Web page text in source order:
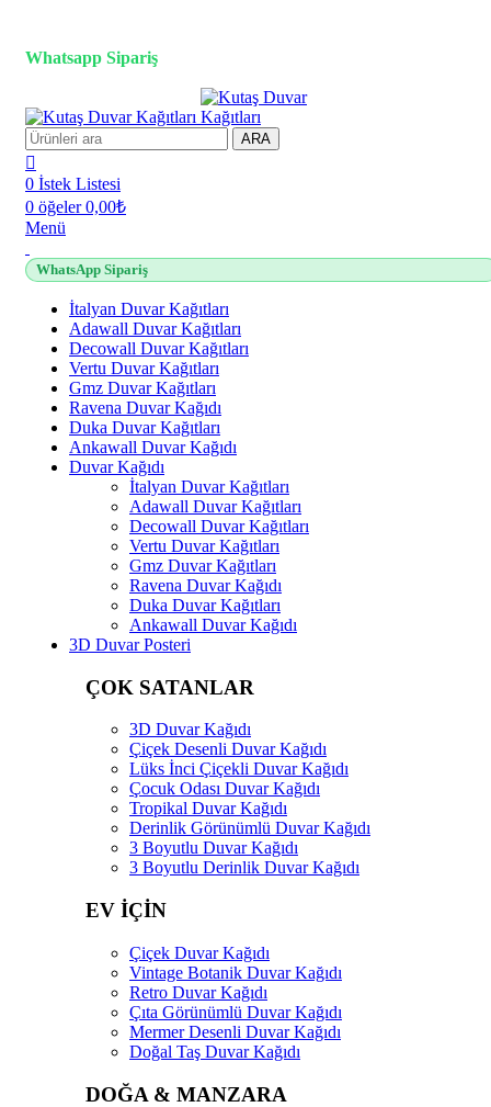
Whatsapp Sipariş
ARA
0 İstek Listesi
0 öğeler 0,00₺
Menü
WhatsApp Sipariş
İtalyan Duvar Kağıtları
Adawall Duvar Kağıtları
Decowall Duvar Kağıtları
Vertu Duvar Kağıtları
Gmz Duvar Kağıtları
Ravena Duvar Kağıdı
Duka Duvar Kağıtları
Ankawall Duvar Kağıdı
Duvar Kağıdı
İtalyan Duvar Kağıtları
Adawall Duvar Kağıtları
Decowall Duvar Kağıtları
Vertu Duvar Kağıtları
Gmz Duvar Kağıtları
Ravena Duvar Kağıdı
Duka Duvar Kağıtları
Ankawall Duvar Kağıdı
3D Duvar Posteri
ÇOK SATANLAR
3D Duvar Kağıdı
Çiçek Desenli Duvar Kağıdı
Lüks İnci Çiçekli Duvar Kağıdı
Çocuk Odası Duvar Kağıdı
Tropikal Duvar Kağıdı
Derinlik Görünümlü Duvar Kağıdı
3 Boyutlu Duvar Kağıdı
3 Boyutlu Derinlik Duvar Kağıdı
EV İÇİN
Çiçek Duvar Kağıdı
Vintage Botanik Duvar Kağıdı
Retro Duvar Kağıdı
Çıta Görünümlü Duvar Kağıdı
Mermer Desenli Duvar Kağıdı
Doğal Taş Duvar Kağıdı
DOĞA & MANZARA